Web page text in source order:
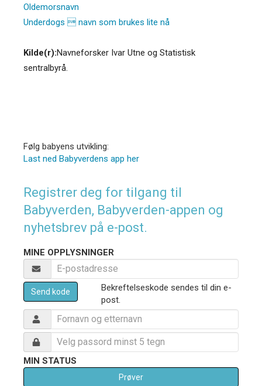
Oldemorsnavn
Underdogs  navn som brukes lite nå
Kilde(r):Navneforsker Ivar Utne og Statistisk
sentralbyrå.
Følg babyens utvikling:
Last ned Babyverdens app her
Registrer deg for tilgang til
Babyverden, Babyverden-appen og
nyhetsbrev på e-post.
MINE OPPLYSNINGER
Send kode
Bekreftelseskode sendes til din e-
post.
MIN STATUS
Prøver